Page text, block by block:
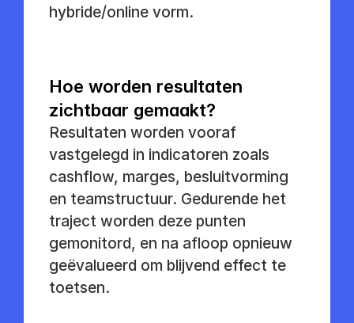
hybride/online vorm.
Hoe worden resultaten
zichtbaar gemaakt?
Resultaten worden vooraf
vastgelegd in indicatoren zoals
cashflow, marges, besluitvorming
en teamstructuur. Gedurende het
traject worden deze punten
gemonitord, en na afloop opnieuw
geëvalueerd om blijvend effect te
toetsen.